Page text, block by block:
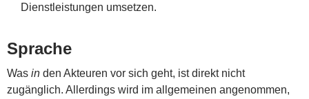
Dienstleistungen umsetzen.
Sprache
Was in den Akteuren vor sich geht, ist direkt nicht
zugänglich. Allerdings wird im allgemeinen angenommen,